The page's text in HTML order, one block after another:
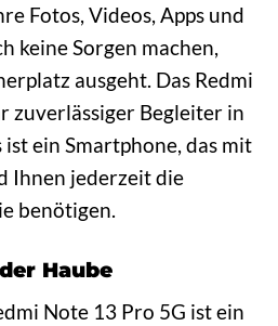
Fotos, Videos, Apps und
keine Sorgen machen,
ausgeht. Das Redmi
zuverlässiger Begleiter in
ist ein Smartphone, das mit
Ihnen jederzeit die
benötigen.
Haube
Note 13 Pro 5G ist ein